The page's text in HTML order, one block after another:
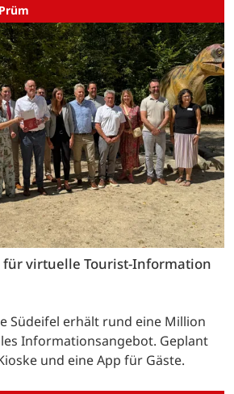
für virtuelle Tourist-Information
Südeifel erhält rund eine Million
Informationsangebot. Geplant
und eine App für Gäste.